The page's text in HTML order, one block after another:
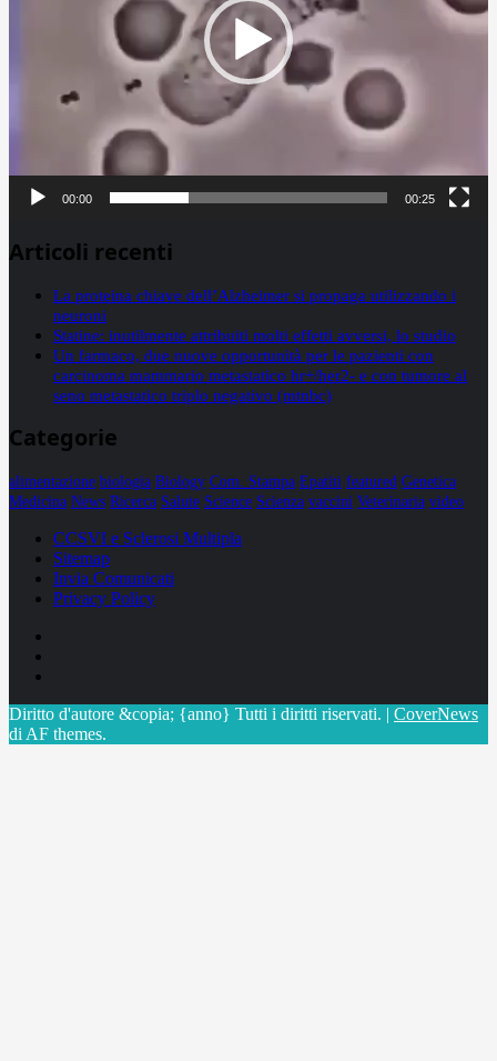
00:00 00:25
Articoli recenti
La proteina chiave dell’Alzheimer si propaga utilizzando i
neuroni
Statine: inutilmente attribuiti molti effetti avversi, lo studio
Un farmaco, due nuove opportunità per le pazienti con
carcinoma mammario metastatico hr+/her2- e con tumore al
seno metastatico triplo negativo (mtnbc)
Categorie
alimentazione biologia Biology Com. Stampa Epatiti featured Genetica
Medicina News Ricerca Salute Science Scienza vaccini Veterinaria video
CCSVI e Sclerosi Multipla
Sitemap
Invia Comunicati
Privacy Policy
Diritto d'autore &copia; {anno} Tutti i diritti riservati. | CoverNews
di AF themes.